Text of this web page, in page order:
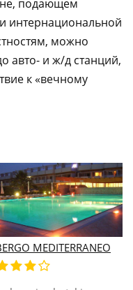
подающем
интернациональной
можно
авто- и ж/д станций,
к «вечному
Palace